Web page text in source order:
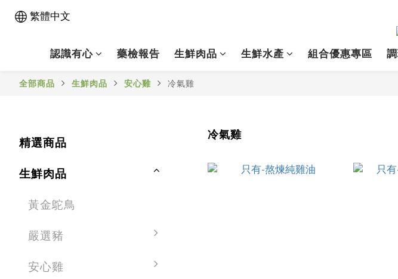
繁體中文
認識有心 藥檢報告 生鮮肉品 生鮮水產 組合優惠專區
全部商品 生鮮肉品 安心雞 冷氣雞
精選商品
生鮮肉品
黃金鴕鳥
嚴選豬
安心雞
冷氣雞